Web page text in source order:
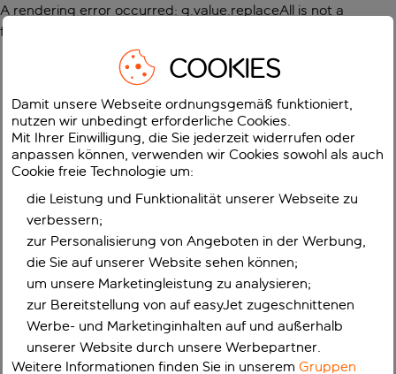
A rendering error occurred: g.value.replaceAll is not a
function
COOKIES
Damit unsere Webseite ordnungsgemäß funktioniert,
nutzen wir unbedingt erforderliche Cookies.
Mit Ihrer Einwilligung, die Sie jederzeit widerrufen oder
anpassen können, verwenden wir Cookies sowohl als auch
Cookie freie Technologie um:
die Leistung und Funktionalität unserer Webseite zu
verbessern;
zur Personalisierung von Angeboten in der Werbung,
die Sie auf unserer Website sehen können;
um unsere Marketingleistung zu analysieren;
zur Bereitstellung von auf easyJet zugeschnittenen
Werbe- und Marketinginhalten auf und außerhalb
unserer Website durch unsere Werbepartner.
Weitere Informationen finden Sie in unseremGruppen